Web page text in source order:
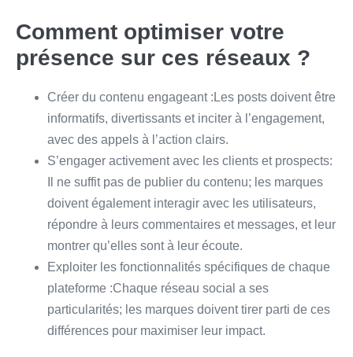
Comment optimiser votre
présence sur ces réseaux ?
Créer du contenu engageant :Les posts doivent être
informatifs, divertissants et inciter à l’engagement,
avec des appels à l’action clairs.
S’engager activement avec les clients et prospects:
Il ne suffit pas de publier du contenu; les marques
doivent également interagir avec les utilisateurs,
répondre à leurs commentaires et messages, et leur
montrer qu’elles sont à leur écoute.
Exploiter les fonctionnalités spécifiques de chaque
plateforme :Chaque réseau social a ses
particularités; les marques doivent tirer parti de ces
différences pour maximiser leur impact.